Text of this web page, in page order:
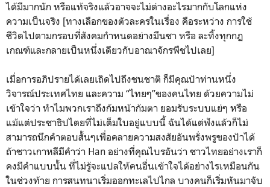
ได้มีมากนัก หรือแท้จริงแล้วอาจจะไม่ต่างอะไรมากกับโลกแห่ง
ความเป็นจริง [ทางเลือกของตัวละครในเรื่อง คือระหว่าง การใช้
ชีวิตไปตามกรอบที่สังคมกำหนดอย่างมึนชา หรือ ละทิ้งทุกกฏ
เกณฑ์และกลายเป็นหนึ่งเดียวกับอาณาจักรพืชไปเลย]
เมื่อการอภิปรายได้เลยเถิดไปถึงชนชาติ ก็มีคุณป้าท่านหนึ่ง
วิจารณ์ประเทศไทย และความ “ไทยๆ”ของคนไทย ด้วยความไม่
เข้าใจว่า ทำไมพวกเราถึงก้มหน้าก้มตา ยอมรับระบบแย่ๆ หรือ
แม้แต่ประชาธิปไตยที่ไม่เต็มใบอยู่แบบนี้ ฉันได้แต่ฟังแล้วก็ไม่
สามารถนึกคำตอบสั้นๆเพื่อคลายความสงสัยอันพรั่งพรูของป้าได้
ถ้าชาวเกาหลีมีคำว่า Han อย่างที่คุณไบรอันว่า ชาวไทยอย่างเราก็
คงมีคำแบบนั้น ที่ไม่รู้จะแปลให้คนอื่นเข้าใจได้อย่างไรเหมือนกัน
ในช่วงท้าย การสนทนาเริ่มออกทะเลไปไกล บางคนก็เริ่มหันมาจับ